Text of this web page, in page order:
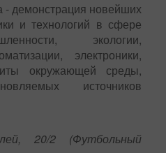
демонстрация новейших
и технологий в сфере
экологии,
электроники,
окружающей среды,
источников
20/2 (Футбольный